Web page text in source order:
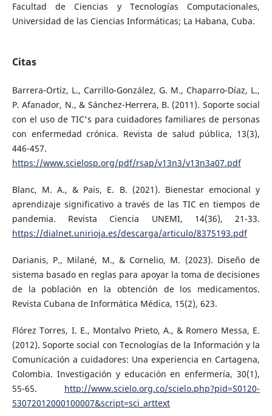
Facultad de Ciencias y Tecnologías Computacionales,
Universidad de las Ciencias Informáticas; La Habana, Cuba.
Citas
Barrera-Ortiz, L., Carrillo-González, G. M., Chaparro-Díaz, L.,
P. Afanador, N., & Sánchez-Herrera, B. (2011). Soporte social
con el uso de TIC's para cuidadores familiares de personas
con enfermedad crónica. Revista de salud pública, 13(3),
446-457.
https://www.scielosp.org/pdf/rsap/v13n3/v13n3a07.pdf
Blanc, M. A., & Pais, E. B. (2021). Bienestar emocional y
aprendizaje significativo a través de las TIC en tiempos de
pandemia. Revista Ciencia UNEMI, 14(36), 21-33.
https://dialnet.unirioja.es/descarga/articulo/8375193.pdf
Darianis, P., Milané, M., & Cornelio, M. (2023). Diseño de
sistema basado en reglas para apoyar la toma de decisiones
de la población en la obtención de los medicamentos.
Revista Cubana de Informática Médica, 15(2), 623.
Flórez Torres, I. E., Montalvo Prieto, A., & Romero Messa, E.
(2012). Soporte social con Tecnologías de la Información y la
Comunicación a cuidadores: Una experiencia en Cartagena,
Colombia. Investigación y educación en enfermería, 30(1),
55-65. http://www.scielo.org.co/scielo.php?pid=S0120-
53072012000100007&script=sci_arttext